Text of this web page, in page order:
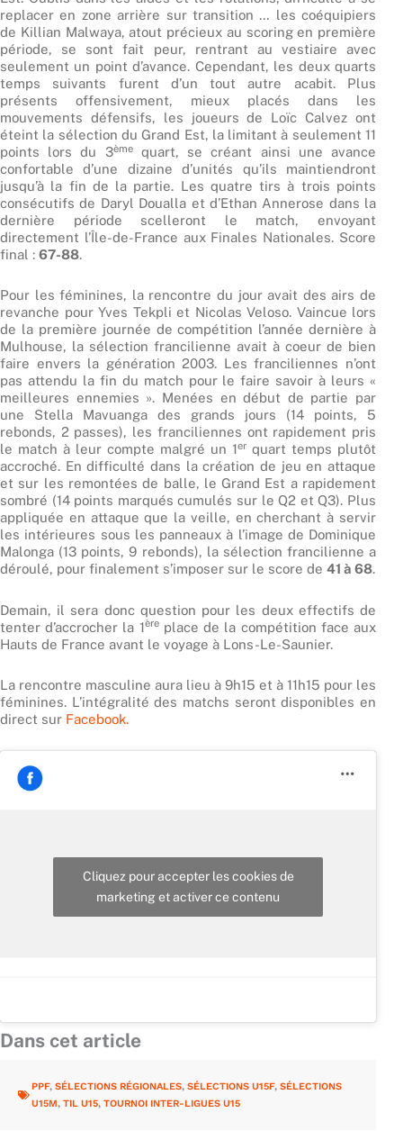
replacer en zone arrière sur transition … les coéquipiers
de Killian Malwaya, atout précieux au scoring en première
période, se sont fait peur, rentrant au vestiaire avec
seulement un point d’avance. Cependant, les deux quarts
temps suivants furent d’un tout autre acabit. Plus
présents offensivement, mieux placés dans les
mouvements défensifs, les joueurs de Loïc Calvez ont
éteint la sélection du Grand Est, la limitant à seulement 11
points lors du 3èmequart, se créant ainsi une avance
confortable d’une dizaine d’unités qu’ils maintiendront
jusqu’à la fin de la partie. Les quatre tirs à trois points
consécutifs de Daryl Doualla et d’Ethan Annerose dans la
dernière période scelleront le match, envoyant
directement l’Île-de-France aux Finales Nationales. Score
final : 67-88.
Pour les féminines, la rencontre du jour avait des airs de
revanche pour Yves Tekpli et Nicolas Veloso. Vaincue lors
de la première journée de compétition l’année dernière à
Mulhouse, la sélection francilienne avait à coeur de bien
faire envers la génération 2003. Les franciliennes n’ont
pas attendu la fin du match pour le faire savoir à leurs «
meilleures ennemies ». Menées en début de partie par
une Stella Mavuanga des grands jours (14 points, 5
rebonds, 2 passes), les franciliennes ont rapidement pris
le match à leur compte malgré un 1er quart temps plutôt
accroché. En difficulté dans la création de jeu en attaque
et sur les remontées de balle, le Grand Est a rapidement
sombré (14 points marqués cumulés sur le Q2 et Q3). Plus
appliquée en attaque que la veille, en cherchant à servir
les intérieures sous les panneaux à l’image de Dominique
Malonga (13 points, 9 rebonds), la sélection francilienne a
déroulé, pour finalement s’imposer sur le score de 41 à 68.
Demain, il sera donc question pour les deux effectifs de
tenter d’accrocher la 1èreplace de la compétition face aux
Hauts de France avant le voyage à Lons-Le-Saunier.
La rencontre masculine aura lieu à 9h15 et à 11h15 pour les
féminines. L’intégralité des matchs seront disponibles en
direct sur Facebook.
Cliquez pour accepter les cookies de
marketing et activer ce contenu
Dans cet article
PPF, SÉLECTIONS RÉGIONALES, SÉLECTIONS U15F, SÉLECTIONS
U15M, TIL U15, TOURNOI INTER-LIGUES U15